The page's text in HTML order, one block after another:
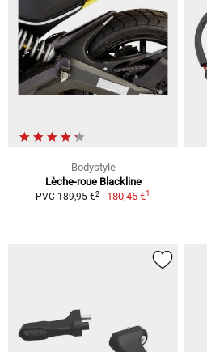
Bodystyle
Lèche-roue Blackline
PVC 189,95 €2 180,45 €1